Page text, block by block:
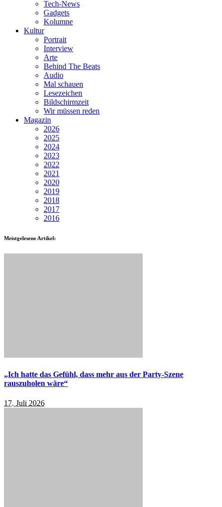
Tech-News
Gadgets
Kolumne
Kultur
Portrait
Interview
Arte
Behind The Beats
Audio
Mal schauen
Lesezeichen
Bildschirmzeit
Wir müssen reden
Magazin
2026
2025
2024
2023
2022
2021
2020
2019
2018
2017
2016
Meistgelesene Artikel:
„Ich hatte das Gefühl, dass mehr aus der Party-Szene
rauszuholen wäre“
17. Juli 2026